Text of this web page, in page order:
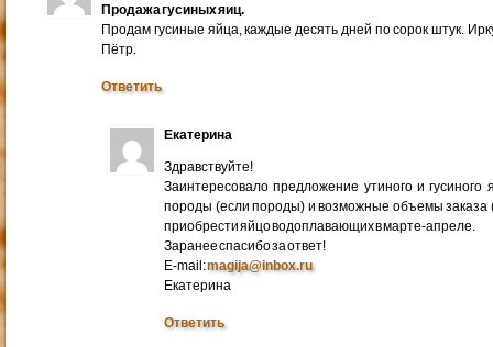
Продажа гусиных яиц.
Продам гусиные яйца, каждые десять дней по сорок штук.
Пётр.
Ответить
Екатерина
Здравствуйте!
Заинтересовало предложение утиного и
породы (если породы) и возможные объемы заказа
приобрести яйцо водоплавающих в марте-апреле.
Заранее спасибо за ответ!
E-mail:magija@inbox.ru
Екатерина
Ответить